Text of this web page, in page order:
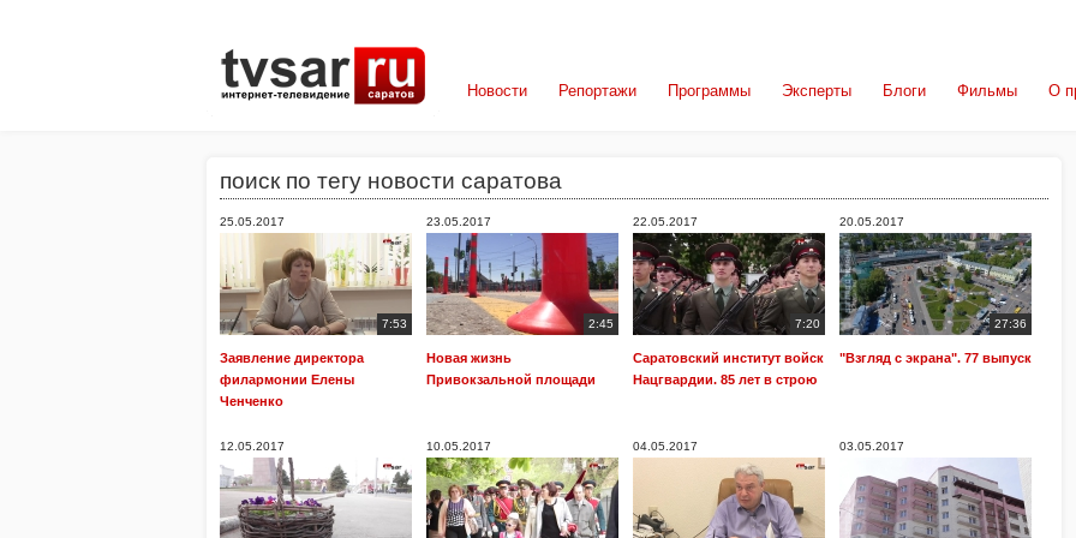
Новости Репортажи Программы Эксперты Блоги Фильмы О
поиск по тегу новости саратова
25.05.2017
7:53
Заявление директора
филармонии Елены
Ченченко
23.05.2017
2:45
Новая жизнь
Привокзальной площади
22.05.2017
7:20
Саратовский институт войск
Нацгвардии. 85 лет в строю
20.05.2017
27:36
"Взгляд с экрана". 77 выпуск
12.05.2017 10.05.2017 04.05.2017 03.05.2017